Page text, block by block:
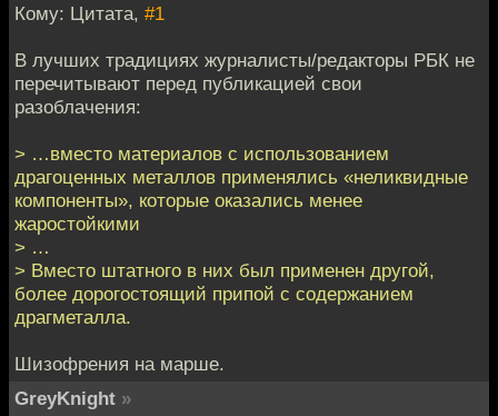
Кому: Цитата, #1
В лучших традициях журналисты/редакторы РБК не
перечитывают перед публикацией свои
разоблачения:
> …вместо материалов с использованием
драгоценных металлов применялись «неликвидные
компоненты», которые оказались менее
жаростойкими
> …
> Вместо штатного в них был применен другой,
более дорогостоящий припой с содержанием
драгметалла.
Шизофрения на марше.
GreyKnight »